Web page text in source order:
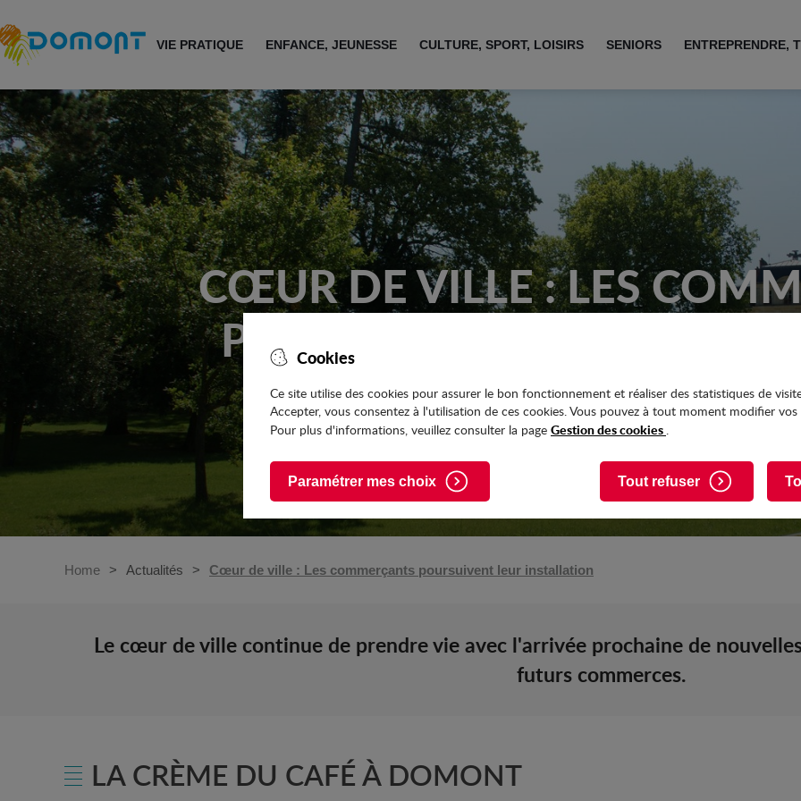
Cookies
Ce site utilise des cookies pour assurer le bon fonctionnement et réaliser des statistiques de
Accepter, vous consentez à l'utilisation de ces cookies. Vous pouvez à tout moment modifier vos
Pour plus d'informations, veuillez consulter la page Gestion des cookies .
Paramétrer mes choix Tout refuser
Accéder au contenu
VIE PRATIQUE ENFANCE, JEUNESSE CULTURE, SPORT, LOISIRS SENIORS ENTREPRENDRE,
CŒUR DE VILLE : LES
POURSUIVENT LEUR
Home Actualités Cœur de ville : Les commerçants poursuivent leur installation
Le cœur de ville continue de prendre vie avec l'arrivée prochaine de
futurs commerces.
LA CRÈME DU CAFÉ À DOMONT